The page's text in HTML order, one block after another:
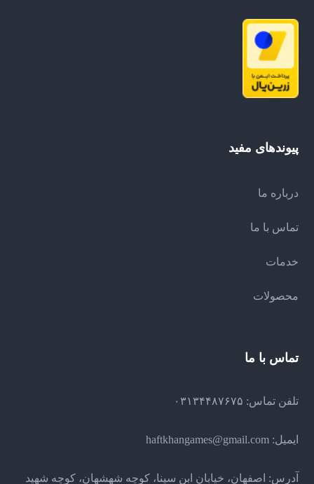
پیوندهای مفید
درباره ما
تماس با ما
خدمات
محصولات
تماس با ما
تلفن تماس: ۰۳۱۳۴۴۸۷۶۷۵
ایمیل:haftkhangames@gmail.com
آدرس: اصفهان، خیابان ابن سینا، کوچه شهشهان، کوچه شهید